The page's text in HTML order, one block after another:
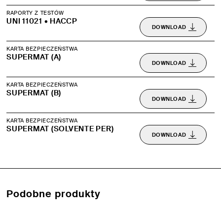
RAPORTY Z TESTÓW
UNI 11021 • HACCP
DOWNLOAD
KARTA BEZPIECZEŃSTWA
SUPERMAT (A)
DOWNLOAD
KARTA BEZPIECZEŃSTWA
SUPERMAT (B)
DOWNLOAD
KARTA BEZPIECZEŃSTWA
SUPERMAT (SOLVENTE PER)
DOWNLOAD
Podobne produkty